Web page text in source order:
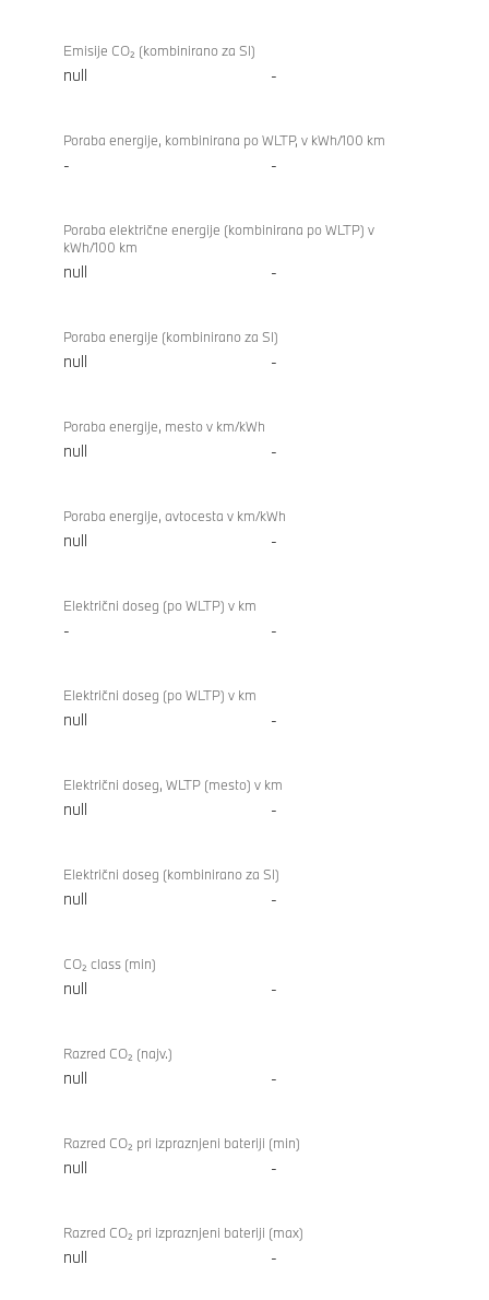
Emisije CO₂ (kombinirano za SI)
null -
Poraba energije, kombinirana po WLTP, v kWh/100 km
- -
Poraba električne energije (kombinirana po WLTP) v
kWh/100 km
null -
Poraba energije (kombinirano za SI)
null -
Poraba energije, mesto v km/kWh
null -
Poraba energije, avtocesta v km/kWh
null -
Električni doseg (po WLTP) v km
- -
Električni doseg (po WLTP) v km
null -
Električni doseg, WLTP (mesto) v km
null -
Električni doseg (kombinirano za SI)
null -
CO₂ class (min)
null -
Razred CO₂ (najv.)
null -
Razred CO₂ pri izpraznjeni bateriji (min)
null -
Razred CO₂ pri izpraznjeni bateriji (max)
null -